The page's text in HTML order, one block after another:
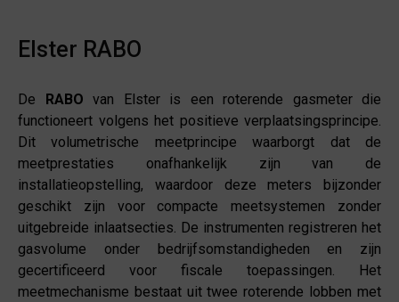
Elster RABO
De RABO van Elster is een roterende gasmeter die
functioneert volgens het positieve verplaatsingsprincipe.
Dit volumetrische meetprincipe waarborgt dat de
meetprestaties onafhankelijk zijn van de
installatieopstelling, waardoor deze meters bijzonder
geschikt zijn voor compacte meetsystemen zonder
uitgebreide inlaatsecties. De instrumenten registreren het
gasvolume onder bedrijfsomstandigheden en zijn
gecertificeerd voor fiscale toepassingen. Het
meetmechanisme bestaat uit twee roterende lobben met